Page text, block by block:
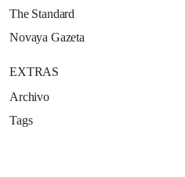
The Standard
Novaya Gazeta
EXTRAS
Archivo
Tags